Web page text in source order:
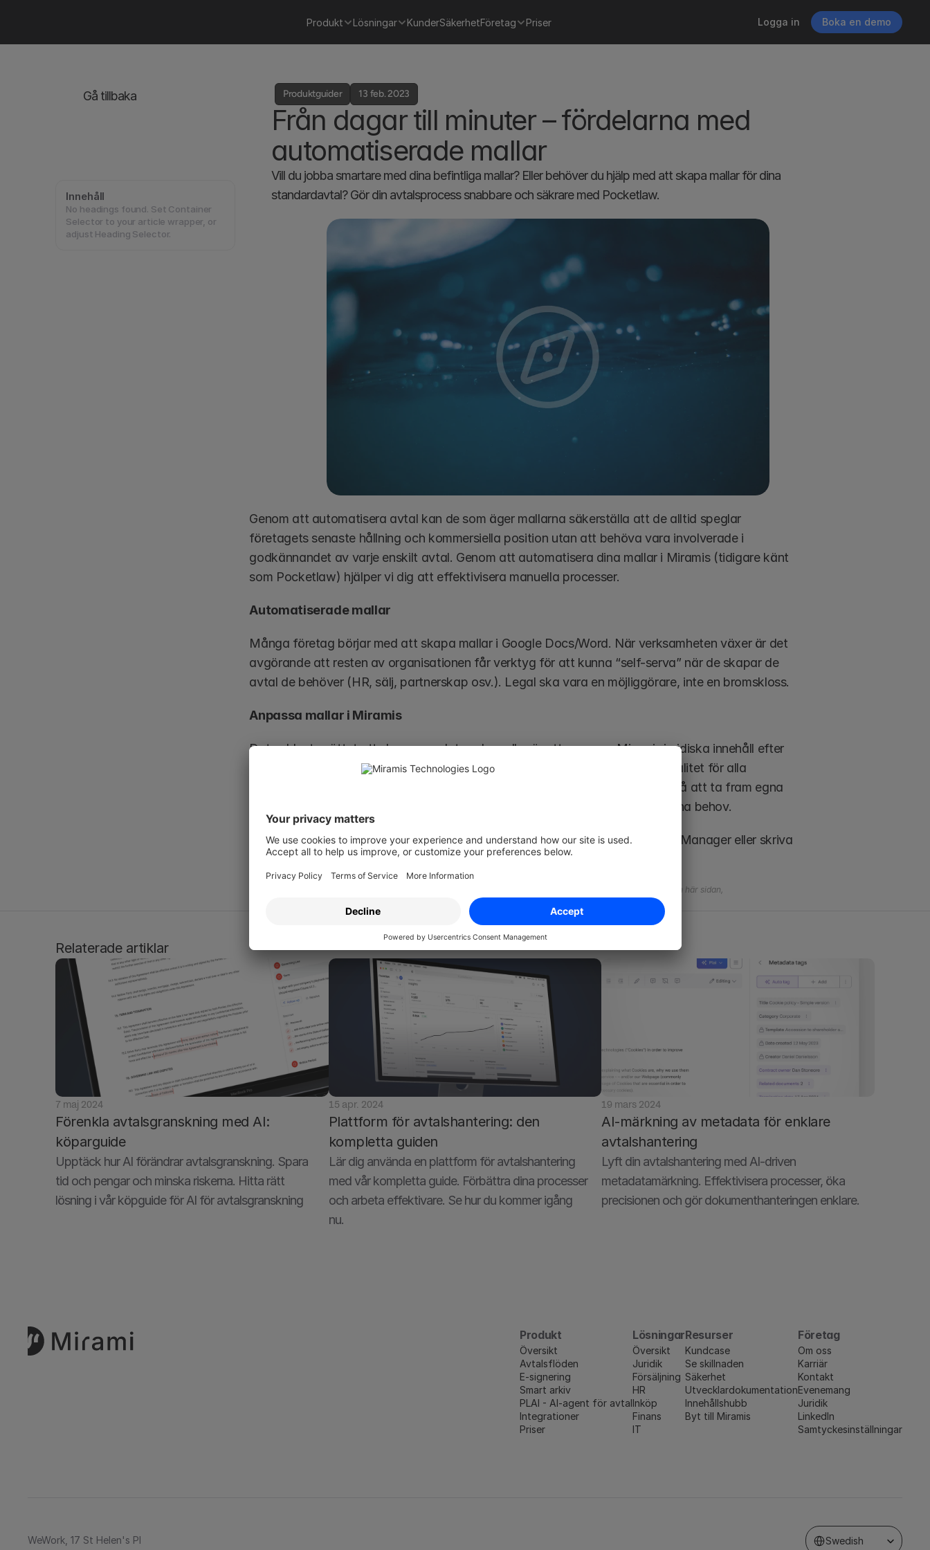
Produkt Lösningar KunderSäkerhetFöretag Priser Logga in Boka en demo
Gå tillbaka
Innehåll
No headings found. Set Container
Selector to your article wrapper, or
adjust Heading Selector.
Produktguider 13 feb. 2023
Från dagar till minuter – fördelarna med
automatiserade mallar
Vill du jobba smartare med dina befintliga mallar? Eller behöver du hjälp med att skapa mallar för dina
standardavtal? Gör din avtalsprocess snabbare och säkrare med Pocketlaw.
Genom att automatisera avtal kan de som äger mallarna säkerställa att de alltid speglar
företagets senaste hållning och kommersiella position utan att behöva vara involverade i
godkännandet av varje enskilt avtal. Genom att automatisera dina mallar i Miramis (tidigare känt
som Pocketlaw) hjälper vi dig att effektivisera manuella processer.
Automatiserade mallar
Många företag börjar med att skapa mallar i Google Docs/Word. När verksamheten växer är det
avgörande att resten av organisationen får verktyg för att kunna “self-serva” när de skapar de
avtal de behöver (HR, sälj, partnerskap osv.). Legal ska vara en möjliggörare, inte en bromskloss.
Anpassa mallar i Miramis
Det enklaste sättet att skapa uppdaterade mallar är att anpassa Miramis juridiska innehåll efter
dina affärsbehov. Eftersom Miramis redan erbjuder juridiska mallar av hög kvalitet för alla
avdelningar finns det ingen anledning för ditt team att lägga tid och pengar på att ta fram egna
mallar.  Berätta bara vad du behöver så ser vi till att mallen anpassas efter dina behov.
Om du vill automatisera en egen mall kan du kontakta din Customer Success Manager eller skriva
till oss i supportchatten i appen.
Ansvarsfriskrivning:
Observera: Miramis ersätter inte en advokat eller advokatbyrå. Om du har juridiska frågor om innehållet på den här sidan,
Relaterade artiklar
7 maj 2024
Förenkla avtalsgranskning med AI:
köparguide
Upptäck hur AI förändrar avtalsgranskning. Spara
tid och pengar och minska riskerna. Hitta rätt
lösning i vår köpguide för AI för avtalsgranskning
15 apr. 2024
Plattform för avtalshantering: den
kompletta guiden
Lär dig använda en plattform för avtalshantering
med vår kompletta guide. Förbättra dina processer
och arbeta effektivare. Se hur du kommer igång
19 mars 2024
AI-märkning av metadata för enklare
avtalshantering
Lyft din avtalshantering med AI-driven
metadatamärkning. Effektivisera processer, öka
precisionen och gör dokumenthanteringen enklare.
Produkt
Översikt
Avtalsflöden
E-signering
Smart arkiv
PLAI - AI-agent för avtal
Integrationer
Priser
Lösningar
Översikt
Juridik
Försäljning
HR
Inköp
Finans
IT
Resurser
Kundcase
Se skillnaden
Säkerhet
Utvecklardokumentation
Innehållshubb
Byt till Miramis
Företag
Om oss
Karriär
Kontakt
Evenemang
Juridik
LinkedIn
Samtyckesinställningar
WeWork, 17 St Helen's Pl
Select Language
Swedish